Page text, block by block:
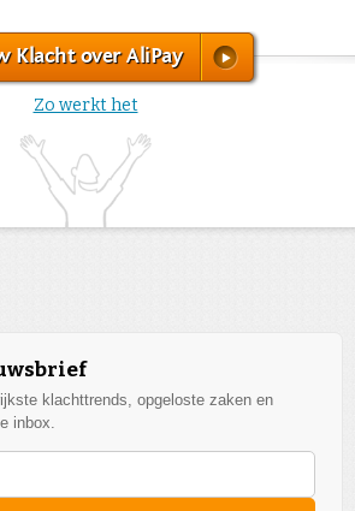
Klacht over AliPay
Zo werkt het
klachttrends, opgeloste zaken en
inbox.